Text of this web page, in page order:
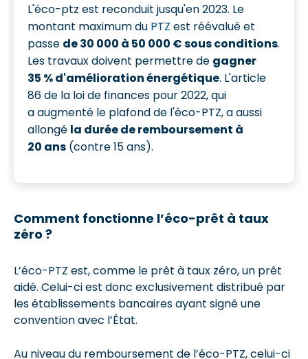
L'éco-ptz est reconduit jusqu'en 2023. Le
montant maximum du PTZ est réévalué et
passe de 30 000 à 50 000 € sous conditions.
Les travaux doivent permettre de gagner
35 % d'amélioration énergétique. L'article
86 de la loi de finances pour 2022, qui
a augmenté le plafond de l'éco-PTZ, a aussi
allongé la durée de remboursement à
20 ans (contre 15 ans).
Comment fonctionne l’éco-prêt à taux
zéro ?
L’éco-PTZ est, comme le prêt à taux zéro, un prêt
aidé. Celui-ci est donc exclusivement distribué par
les établissements bancaires ayant signé une
convention avec l’État.
Au niveau du remboursement de l’éco-PTZ, celui-ci